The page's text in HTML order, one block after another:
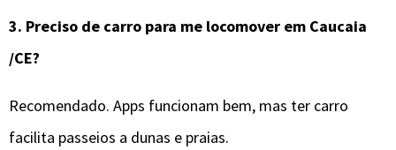
3. Preciso de carro para me locomover em Caucaia
/CE?
Recomendado. Apps funcionam bem, mas ter carro
facilita passeios a dunas e praias.